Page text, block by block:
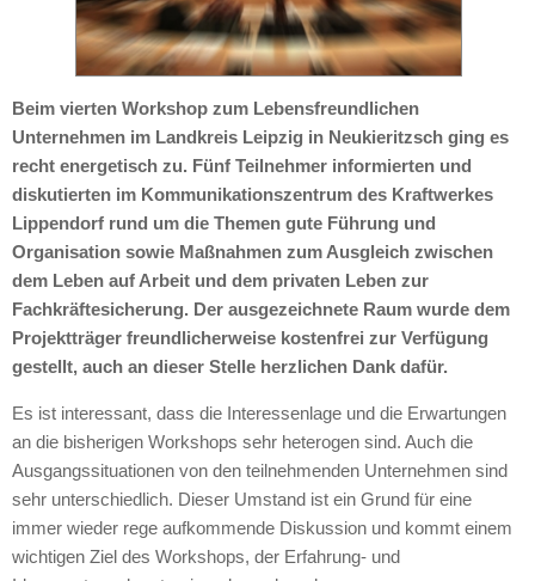
Beim vierten Workshop zum Lebensfreundlichen
Unternehmen im Landkreis Leipzig in Neukieritzsch ging es
recht energetisch zu. Fünf Teilnehmer informierten und
diskutierten im Kommunikationszentrum des Kraftwerkes
Lippendorf rund um die Themen gute Führung und
Organisation sowie Maßnahmen zum Ausgleich zwischen
dem Leben auf Arbeit und dem privaten Leben zur
Fachkräftesicherung. Der ausgezeichnete Raum wurde dem
Projektträger freundlicherweise kostenfrei zur Verfügung
gestellt, auch an dieser Stelle herzlichen Dank dafür.
Es ist interessant, dass die Interessenlage und die Erwartungen
an die bisherigen Workshops sehr heterogen sind. Auch die
Ausgangssituationen von den teilnehmenden Unternehmen sind
sehr unterschiedlich. Dieser Umstand ist ein Grund für eine
immer wieder rege aufkommende Diskussion und kommt einem
wichtigen Ziel des Workshops, der Erfahrung- und